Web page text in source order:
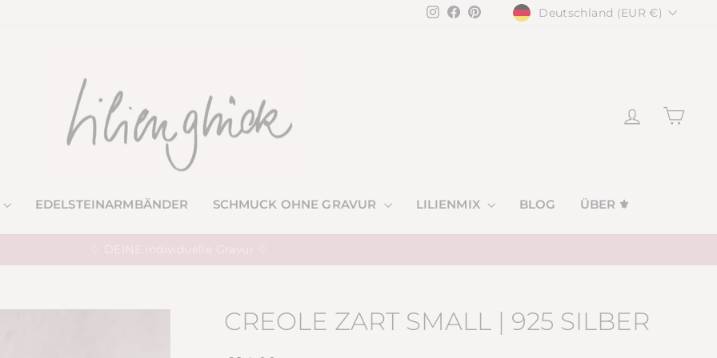
Instagram
Facebook
PinterestWÄHRUNG
Deutschland (EUR €)
EDELSTEINARMBÄNDER SCHMUCK OHNE GRAVUR LILIENMIX BLOG ÜBER ⚜
Pause
♡ DEINE individuelle Gravur ♡
CREOLE ZART SMALL | 925 SILBER